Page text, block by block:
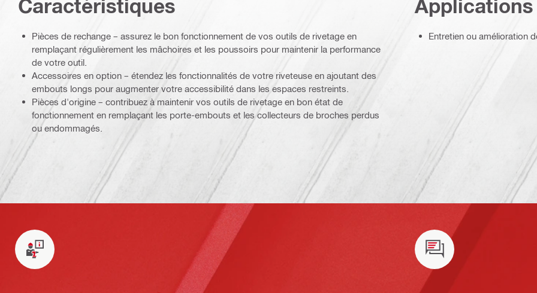
Caractéristiques
Pièces de rechange – assurez le bon fonctionnement de vos outils de rivetage en
remplaçant régulièrement les mâchoires et les poussoirs pour maintenir la performance
de votre outil.
Accessoires en option – étendez les fonctionnalités de votre riveteuse en ajoutant des
embouts longs pour augmenter votre accessibilité dans les espaces restreints.
Pièces d'origine – contribuez à maintenir vos outils de rivetage en bon état de
fonctionnement en remplaçant les porte-embouts et les collecteurs de broches perdus
ou endommagés.
Applications
Entretien ou amélioration